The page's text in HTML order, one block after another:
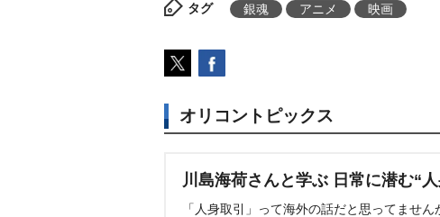
タグ 銀魂 アニメ 映画
オリコントピックス
川島海荷さんと学ぶ 日常に潜む“
「人身取引」って海外の話だと思ってませ